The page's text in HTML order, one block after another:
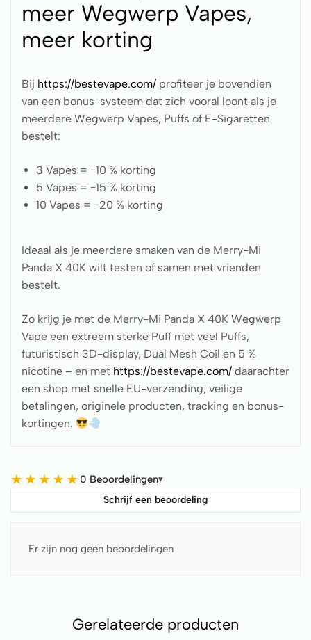
meer Wegwerp Vapes,
meer korting
Bij https://bestevape.com/ profiteer je bovendien
van een bonus-systeem dat zich vooral loont als je
meerdere Wegwerp Vapes, Puffs of E-Sigaretten
bestelt:
3 Vapes = −10 % korting
5 Vapes = −15 % korting
10 Vapes = −20 % korting
Ideaal als je meerdere smaken van de Merry-Mi
Panda X 40K wilt testen of samen met vrienden
bestelt.
Zo krijg je met de Merry-Mi Panda X 40K Wegwerp
Vape een extreem sterke Puff met veel Puffs,
futuristisch 3D-display, Dual Mesh Coil en 5 %
nicotine – en met https://bestevape.com/ daarachter
een shop met snelle EU-verzending, veilige
betalingen, originele producten, tracking en bonus-
kortingen.
★★★★★ 0 Beoordelingen▾
Schrijf een beoordeling
Er zijn nog geen beoordelingen
Gerelateerde producten